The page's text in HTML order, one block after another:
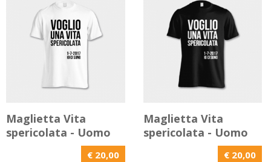
Maglietta Vita
spericolata - Uomo
€ 20,00
Maglietta Vita
spericolata - Uomo
€ 20,00